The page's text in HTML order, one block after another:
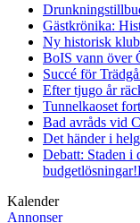
Gästkrönika:
Ny historisk
BoIS vann över
Succé för
Efter tjugo år
Tunnelkaoset
Bad avråds vid
Det händer i
Debatt: Staden i
budgetlösningar!
Kalender
Annonser